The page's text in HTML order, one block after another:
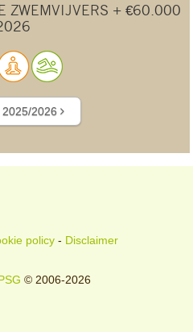
ZWEMVIJVERS + €60.000
2025/2026
policy- Disclaimer
© 2006-2026